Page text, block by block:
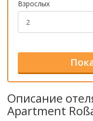
Взрослых
Описание
Apartment